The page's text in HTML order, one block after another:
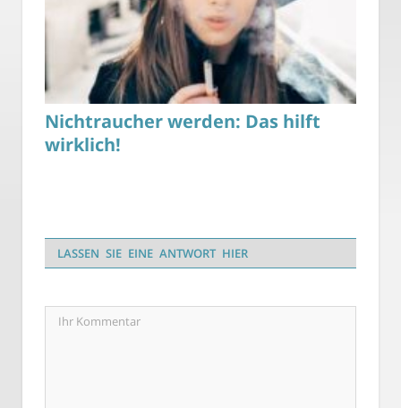
Nichtraucher werden: Das hilft
wirklich!
LASSEN SIE EINE ANTWORT HIER